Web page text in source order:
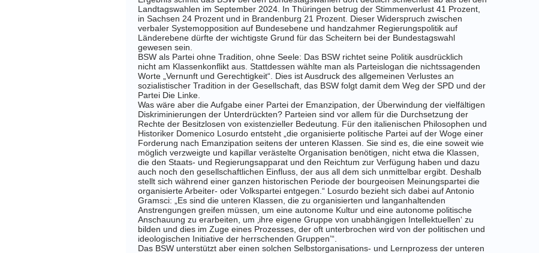
Landtagswahlen im September 2024. In Thüringen betrug der Stimmenverlust 41 Prozent,
in Sachsen 24 Prozent und in Brandenburg 21 Prozent. Dieser Widerspruch zwischen
verbaler Systemopposition auf Bundesebene und handzahmer Regierungspolitik auf
Länderebene dürfte der wichtigste Grund für das Scheitern bei der Bundestagswahl
gewesen sein.
BSW als Partei ohne Tradition, ohne Seele: Das BSW richtet seine Politik ausdrücklich
nicht am Klassenkonflikt aus. Stattdessen wählte man als Parteislogan die nichtssagenden
Worte „Vernunft und Gerechtigkeit“. Dies ist Ausdruck des allgemeinen Verlustes an
sozialistischer Tradition in der Gesellschaft, das BSW folgt damit dem Weg der SPD und der
Partei Die Linke.
Was wäre aber die Aufgabe einer Partei der Emanzipation, der Überwindung der vielfältigen
Diskriminierungen der Unterdrückten? Parteien sind vor allem für die Durchsetzung der
Rechte der Besitzlosen von existenzieller Bedeutung. Für den italienischen Philosophen und
Historiker Domenico Losurdo entsteht „die organisierte politische Partei auf der Woge einer
Forderung nach Emanzipation seitens der unteren Klassen. Sie sind es, die eine soweit wie
möglich verzweigte und kapillar verästelte Organisation benötigen, nicht etwa die Klassen,
die den Staats- und Regierungsapparat und den Reichtum zur Verfügung haben und dazu
auch noch den gesellschaftlichen Einfluss, der aus all dem sich unmittelbar ergibt. Deshalb
stellt sich während einer ganzen historischen Periode der bourgeoisen Meinungspartei die
organisierte Arbeiter- oder Volkspartei entgegen.“ Losurdo bezieht sich dabei auf Antonio
Gramsci: „Es sind die unteren Klassen, die zu organisierten und langanhaltenden
Anstrengungen greifen müssen, um eine autonome Kultur und eine autonome politische
Anschauung zu erarbeiten, um ‚ihre eigene Gruppe von unabhängigen Intellektuellen‘ zu
bilden und dies im Zuge eines Prozesses, der oft unterbrochen wird von der politischen und
ideologischen Initiative der herrschenden Gruppen’“.
Das BSW unterstützt aber einen solchen Selbstorganisations- und Lernprozess der unteren